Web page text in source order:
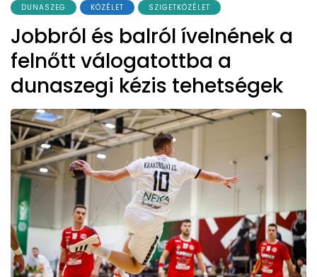
DUNASZEG KÖZÉLET SZIGETKÖZÉLET
Jobbról és balról ívelnének a
felnőtt válogatottba a
dunaszegi kézis tehetségek